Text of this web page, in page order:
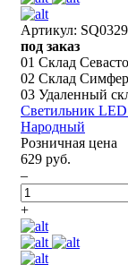
Артикул:
под заказ
01 Склад
02 Склад
03 Удаленный
Светильник
Народный
Розничная цена
629 руб.
–
+